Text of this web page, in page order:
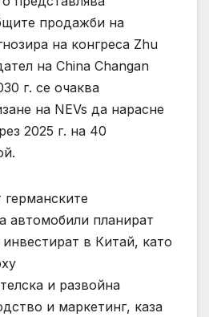
продажби на
на конгреса Zhu
на China Changan
г. се очаква
на NEVs да нарасне
2025 г. на 40
автомобили планират
в Китай, като
и развойна
и маркетинг, каза